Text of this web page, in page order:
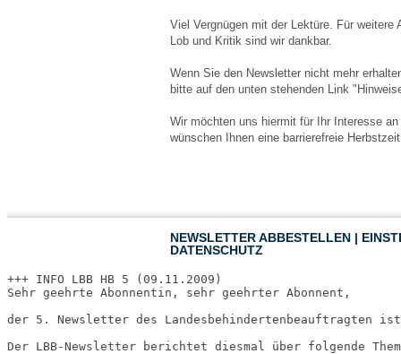
Viel Vergnügen mit der Lektüre. Für weitere
Lob und Kritik sind wir dankbar.
Wenn Sie den Newsletter nicht mehr
bitte auf den unten stehenden Link
Wir möchten uns hiermit für Ihr Interesse
wünschen Ihnen eine barrierefreie
NEWSLETTER ABBESTELLEN |
DATENSCHUTZ
+++ INFO LBB HB 5 (09.11.2009)
Sehr geehrte Abonnentin, sehr geehrter Abonnent,
der 5. Newsletter des
Der LBB-Newsletter berichtet diesmal über folgende